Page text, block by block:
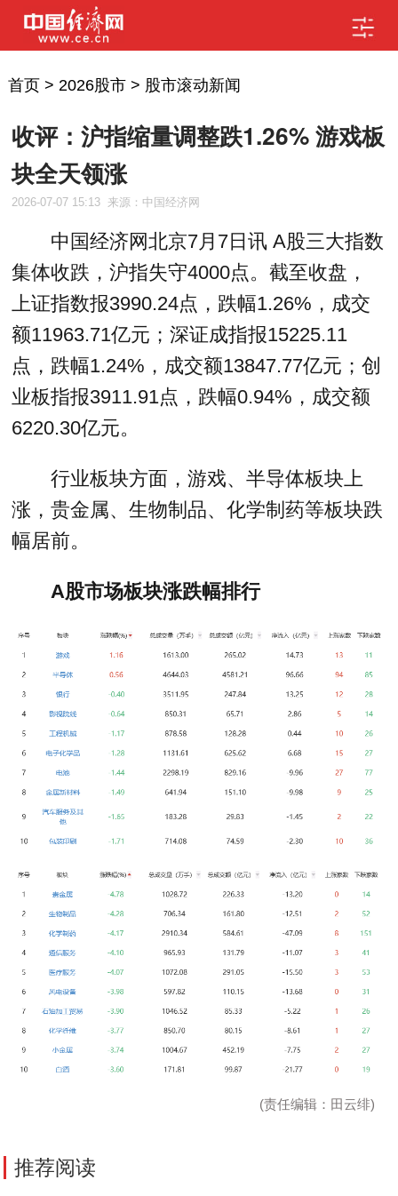
首页> 2026股市> 股市滚动新闻
收评：沪指缩量调整跌1.26% 游戏板
块全天领涨
2026-07-07 15:13 来源：中国经济网
中国经济网北京7月7日讯 A股三大指数
集体收跌，沪指失守4000点。截至收盘，
上证指数报3990.24点，跌幅1.26%，成交
额11963.71亿元；深证成指报15225.11
点，跌幅1.24%，成交额13847.77亿元；创
业板指报3911.91点，跌幅0.94%，成交额
6220.30亿元。
行业板块方面，游戏、半导体板块上
涨，贵金属、生物制品、化学制药等板块跌
幅居前。
A股市场板块涨跌幅排行
(责任编辑：田云绯)
推荐阅读